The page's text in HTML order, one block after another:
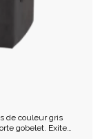
de couleur gris